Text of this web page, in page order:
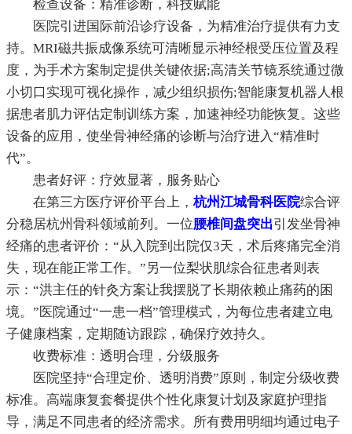
检查设备：精准诊断，科技赋能
医院引进国际前沿诊疗设备，为精准治疗提供有力支
持。MRI磁共振成像系统可清晰显示神经根受压位置及程
度，为手术方案制定提供关键依据;高清关节镜系统通过微
小切口实现可视化操作，减少组织损伤;智能康复机器人根
据患者肌力评估定制训练方案，加速神经功能恢复。这些
设备的应用，使坐骨神经痛的诊断与治疗进入“精准时
代”。
患者好评：疗效显著，服务贴心
在第三方医疗评价平台上，杭州江城骨科医院综合评
分稳居杭州骨科领域前列。一位腰椎间盘突出引发坐骨神
经痛的患者评价：“从入院到出院仅3天，术后疼痛完全消
失，现在能正常工作。”另一位梨状肌综合征患者则表
示：“洪主任的针灸方案让我摆脱了长期依赖止痛药的困
境。”医院通过“一患一档”管理模式，为每位患者建立电
子健康档案，定期随访跟踪，确保疗效持久。
收费标准：透明合理，分级服务
医院坚持“合理定价、透明消费”原则，制定分级收费
标准。高端康复套餐提供个性化康复计划及家庭护理指
导，满足不同患者的经济需求。所有费用明细均通过电子